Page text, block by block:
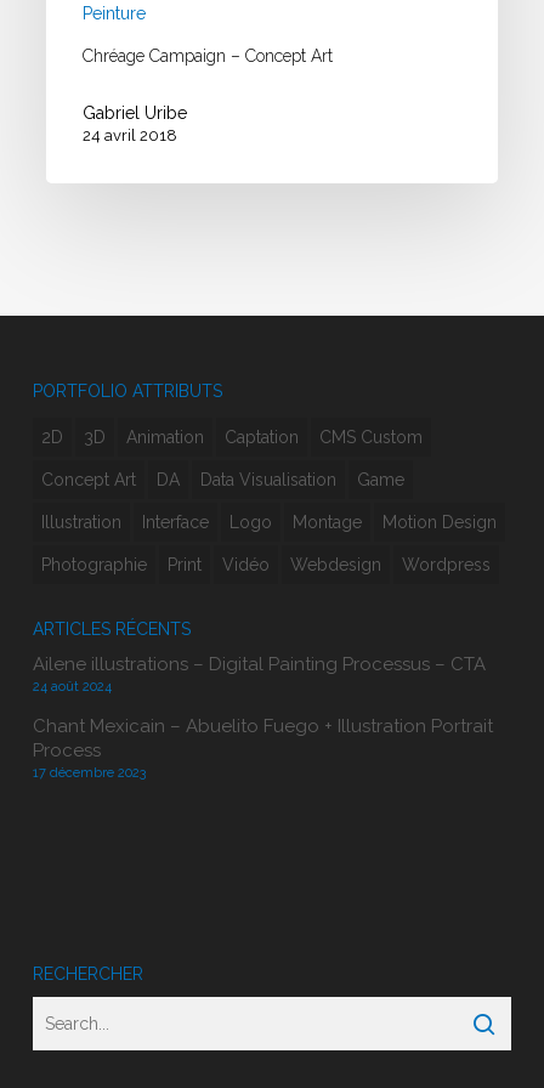
Peinture
Chréage Campaign – Concept Art
Gabriel Uribe
24 avril 2018
PORTFOLIO ATTRIBUTS
2D 3D Animation Captation CMS Custom
Concept Art DA Data Visualisation Game
Illustration Interface Logo Montage Motion Design
Photographie Print Vidéo Webdesign Wordpress
ARTICLES RÉCENTS
Ailene illustrations – Digital Painting Processus – CTA
24 août 2024
Chant Mexicain – Abuelito Fuego + Illustration Portrait
Process
17 décembre 2023
RECHERCHER